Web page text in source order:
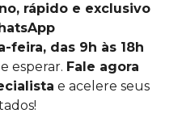
rápido e exclusivo
feira, das 9h às 18h
esperar. Fale agora
e acelere seus